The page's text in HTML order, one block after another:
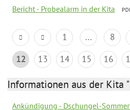
Bericht - Probealarm in der Kita
1 ... 8
12
13 14 15 16
Informationen aus der Kita
Ankündigung - Dschungel-